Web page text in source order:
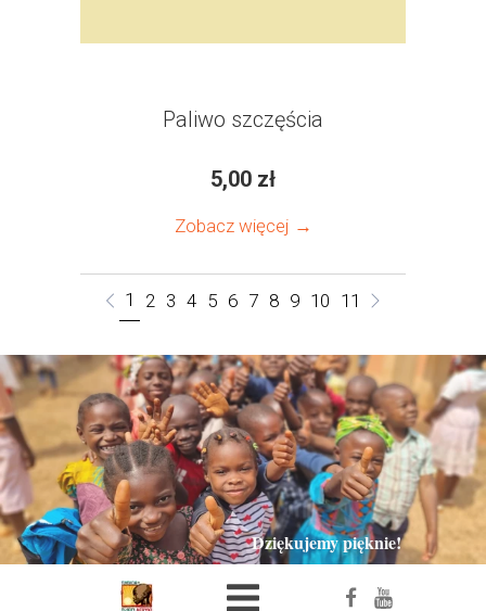
Dziękujemy pięknie!
Paliwo szczęścia
5,00 zł
Zobacz więcej →
1 2 3 4 5 6 7 8 9 10 11